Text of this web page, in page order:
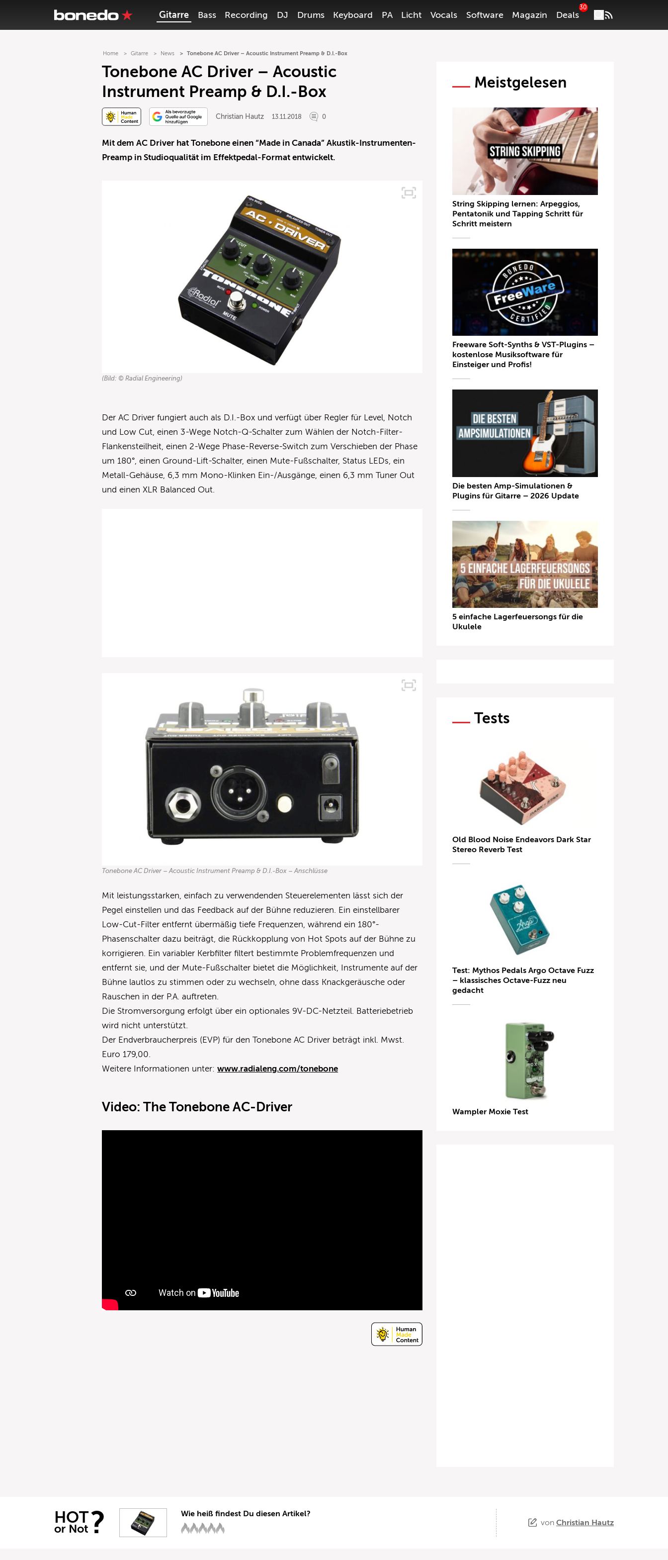
Gitarre Bass Recording DJ Drums Keyboard PA Licht Vocals Software Magazin Deals
30
Home Gitarre News Tonebone AC Driver – Acoustic Instrument Preamp & D.I.-Box
Tonebone AC Driver – Acoustic
Instrument Preamp & D.I.-Box
Christian Hautz 13.11.2018 0
Mit dem AC Driver hat Tonebone einen “Made in Canada” Akustik-Instrumenten-
Preamp in Studioqualität im Effektpedal-Format entwickelt.
(Bild: © Radial Engineering)
Der AC Driver fungiert auch als D.I.-Box und verfügt über Regler für Level, Notch
und Low Cut, einen 3-Wege Notch-Q-Schalter zum Wählen der Notch-Filter-
Flankensteilheit, einen 2-Wege Phase-Reverse-Switch zum Verschieben der Phase
um 180°, einen Ground-Lift-Schalter, einen Mute-Fußschalter, Status LEDs, ein
Metall-Gehäuse, 6,3 mm Mono-Klinken Ein-/Ausgänge, einen 6,3 mm Tuner Out
und einen XLR Balanced Out.
Tonebone AC Driver – Acoustic Instrument Preamp & D.I.-Box – Anschlüsse
Mit leistungsstarken, einfach zu verwendenden Steuerelementen lässt sich der
Pegel einstellen und das Feedback auf der Bühne reduzieren. Ein einstellbarer
Low-Cut-Filter entfernt übermäßig tiefe Frequenzen, während ein 180°-
Phasenschalter dazu beiträgt, die Rückkopplung von Hot Spots auf der Bühne zu
korrigieren. Ein variabler Kerbfilter filtert bestimmte Problemfrequenzen und
entfernt sie, und der Mute-Fußschalter bietet die Möglichkeit, Instrumente auf der
Bühne lautlos zu stimmen oder zu wechseln, ohne dass Knackgeräusche oder
Rauschen in der P.A. auftreten.
Die Stromversorgung erfolgt über ein optionales 9V-DC-Netzteil. Batteriebetrieb
wird nicht unterstützt.
Der Endverbraucherpreis (EVP) für den Tonebone AC Driver beträgt inkl. Mwst.
Euro 179,00.
Weitere Informationen unter:www.radialeng.com/tonebone
Video: The Tonebone AC-Driver
Meistgelesen
String Skipping lernen: Arpeggios,
Pentatonik und Tapping Schritt für
Schritt meistern
Freeware Soft-Synths & VST-Plugins –
kostenlose Musiksoftware für
Einsteiger und Profis!
Die besten Amp-Simulationen &
Plugins für Gitarre – 2026 Update
5 einfache Lagerfeuersongs für die
Ukulele
Tests
Old Blood Noise Endeavors Dark Star
Stereo Reverb Test
Test: Mythos Pedals Argo Octave Fuzz
– klassisches Octave-Fuzz neu
gedacht
Wampler Moxie Test
HOT
or Not ?
Wie heiß findest Du diesen Artikel?
von Christian Hautz